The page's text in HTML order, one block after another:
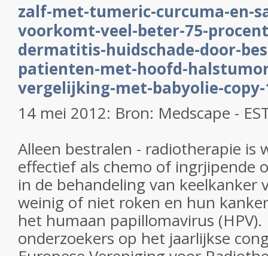
zalf-met-tumeric-curcuma-en-
voorkomt-veel-beter-75-
dermatitis-huidschade-door-
patienten-met-hoofd-
vergelijking-met-babyolie-
14 mei 2012: Bron: Medscape -
Alleen bestralen - radiotherapie is
effectief als chemo of ingrjipende
in de behandeling van keelkanker
weinig of niet roken en hun
het humaan papillomavirus
onderzoekers op het jaarlijkse